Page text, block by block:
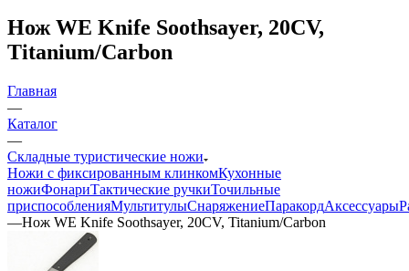
Нож WE Knife Soothsayer, 20CV,
Titanium/Carbon
Главная
—
Каталог
—
Складные туристические ножи
Ножи с фиксированным клинкомКухонные
ножиФонариТактические ручкиТочильные
приспособленияМультитулыСнаряжениеПаракордАксессуары
—Нож WE Knife Soothsayer, 20CV, Titanium/Carbon